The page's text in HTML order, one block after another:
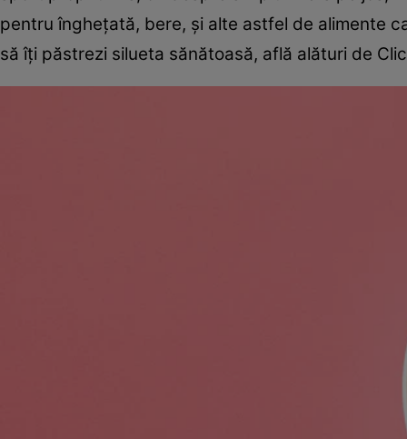
pentru înghețată, bere, și alte astfel de alimente
să îți păstrezi silueta sănătoasă, află alături de